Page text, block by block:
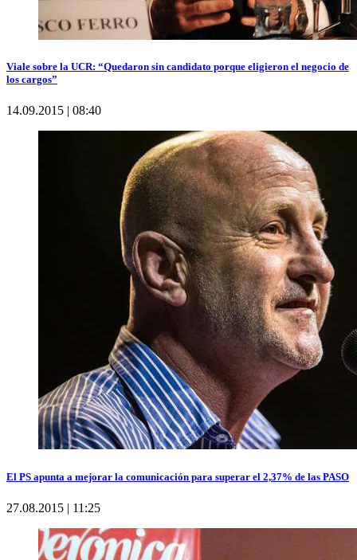
Viale sobre la UCR: “Quedaron sin candidato porque eligieron el negocio de
los cargos”
14.09.2015 | 08:40
El PS apunta a mejorar la comunicación para superar el 2,37% de las PASO
27.08.2015 | 11:25